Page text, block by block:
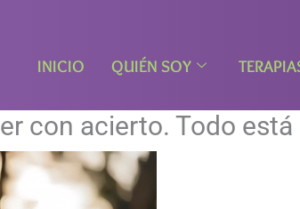
INICIO QUIÉN SOY
con acierto. Todo está